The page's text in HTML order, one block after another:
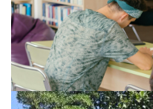
Le projet de loi sur la
supérieur privé met en
qui relègue l’acte
Lire la suite →